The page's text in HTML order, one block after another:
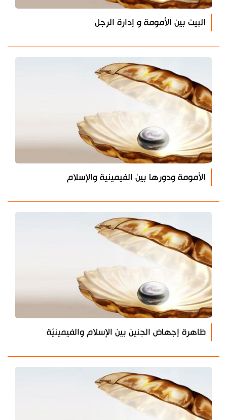
البيت بين الأمومة و إدارة الرجل
الأمومة ودورها بين الفيمينية والإسلام
ظاهرة إجهاض الجنين بين الإسلام والفيمينيّة